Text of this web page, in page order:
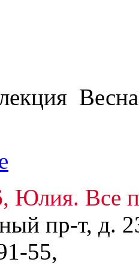
Юлия. Все
пр-т, д.
55,